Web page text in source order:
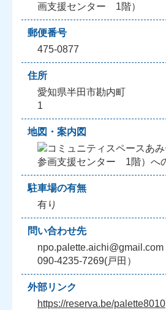
画支援センター 1階）
郵便番号
475-0877
住所
愛知県半田市勘内町
1
地図・案内図
駐車場の有無
有り
問い合わせ先
npo.palette.aichi@gmail.com
090-4235-7269(戸田）
外部リンク
https://reserva.be/palette8010